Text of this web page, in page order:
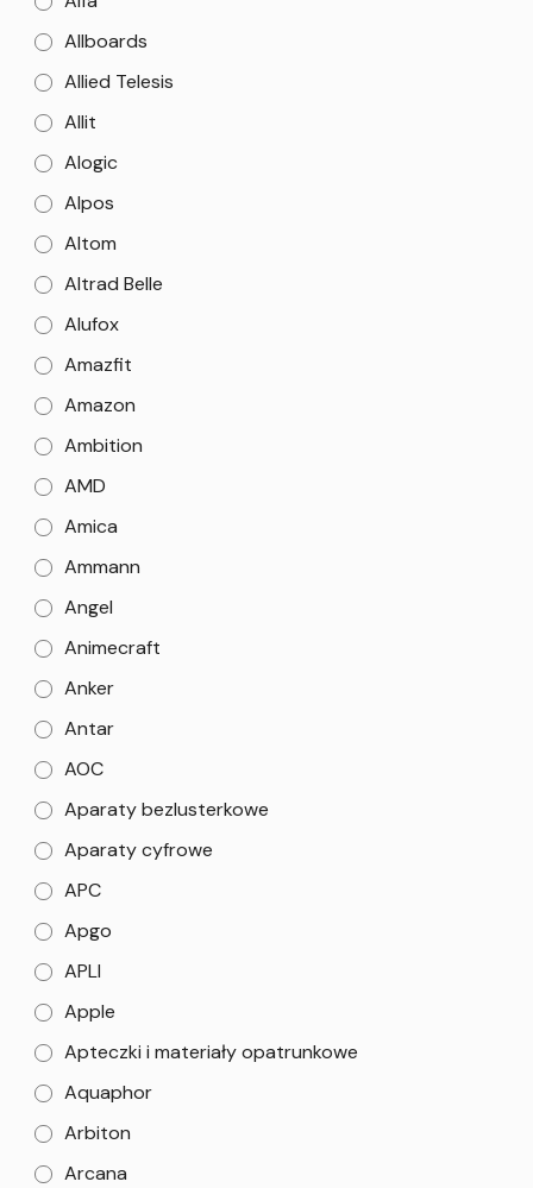
Allboards
Allied Telesis
Allit
Alogic
Alpos
Altom
Altrad Belle
Alufox
Amazfit
Amazon
Ambition
AMD
Amica
Ammann
Angel
Animecraft
Anker
Antar
AOC
Aparaty bezlusterkowe
Aparaty cyfrowe
APC
Apgo
APLI
Apple
Apteczki i materiały opatrunkowe
Aquaphor
Arbiton
Arcana